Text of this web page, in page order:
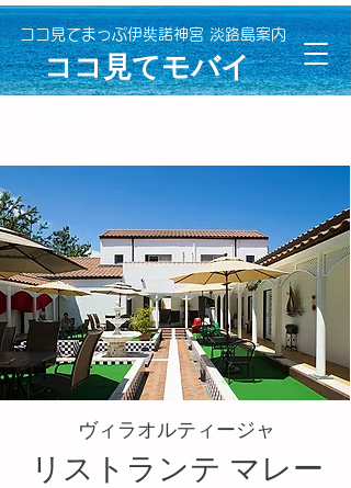
ココ見てまっぷ伊奘諾神宮 淡路島案内
​ココ見てモバイ
ル
​ヴィラオルティージャ
リストランテ マレー